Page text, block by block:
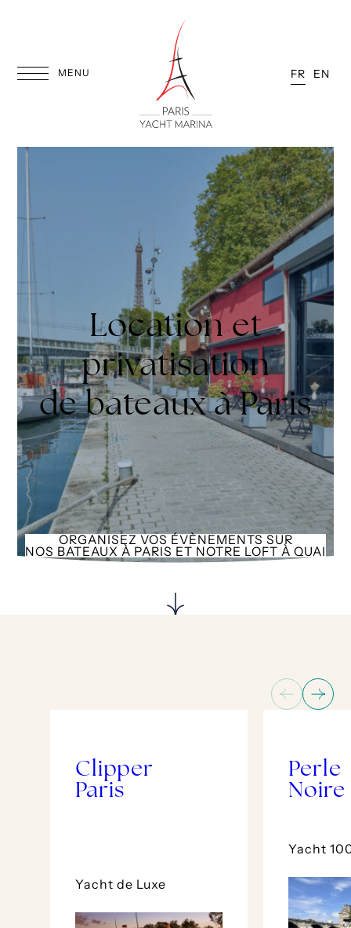
MENU FR EN
Location et
privatisation
de bateaux à Paris
ORGANISEZ VOS ÉVÈNEMENTS SUR
NOS BATEAUX À PARIS ET NOTRE LOFT À QUAI
Clipper
Paris
Yacht de Luxe
Perle
Noire
Yacht